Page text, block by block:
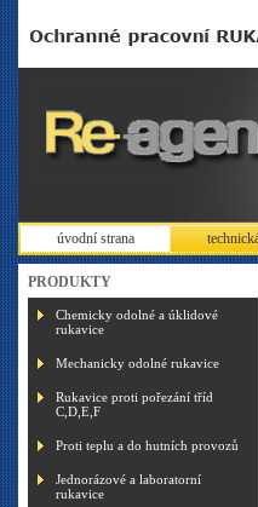
úvodní strana
PRODUKTY
Chemicky odolné a úklidové
rukavice
Mechanicky odolné rukavice
Rukavice proti pořezání tříd
C,D,E,F
Proti teplu a do hutních provozů
Jednorázové a laboratorní
rukavice